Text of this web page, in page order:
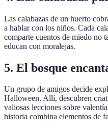
Las calabazas de un huerto
a hablar con los niños. Cada
comparte cuentos de miedo no
educan con moralejas.
5. El bosque
Un grupo de amigos decide
Halloween. Allí, descubren
valiosas lecciones sobre
historia combina elementos de